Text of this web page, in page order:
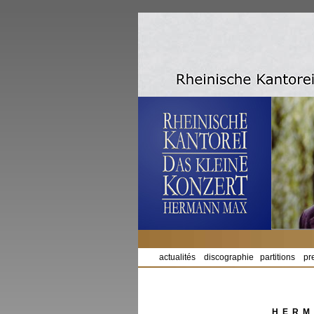
actualités
discographie partitions